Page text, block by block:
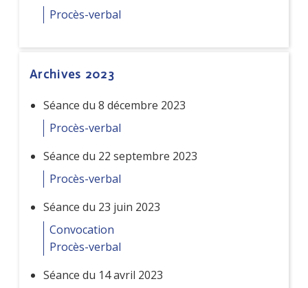
Procès-verbal
Archives 2023
Séance du 8 décembre 2023
Procès-verbal
Séance du 22 septembre 2023
Procès-verbal
Séance du 23 juin 2023
Convocation
Procès-verbal
Séance du 14 avril 2023